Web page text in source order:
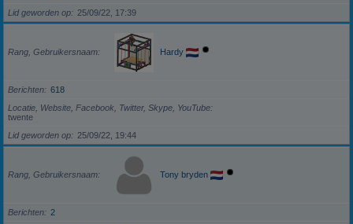
Lid geworden op
25/09/22, 17:39
Rang, Gebruikersnaam Hardy
Berichten
618
Locatie, Website, Facebook, Twitter, Skype, YouTube
twente
Lid geworden op
25/09/22, 19:44
Rang, Gebruikersnaam Tony bryden
Berichten
2